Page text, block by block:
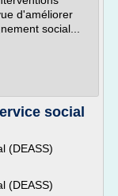
d'améliorer
social...
social
(DEASS)
(DEASS)